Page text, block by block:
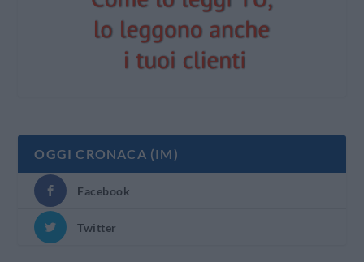
OGGI CRONACA (IM)
Facebook
Twitter